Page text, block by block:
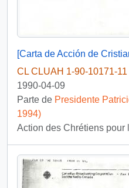
CL CLUAH 1-90-10171-11
1990-04-09
Parte de Presidente
1994)
Action des Chrétiens pour